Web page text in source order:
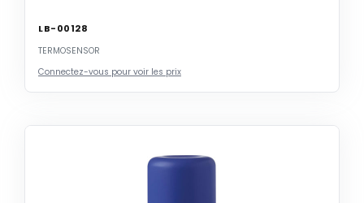
LB-00128
TERMOSENSOR
Connectez-vous pour voir les prix